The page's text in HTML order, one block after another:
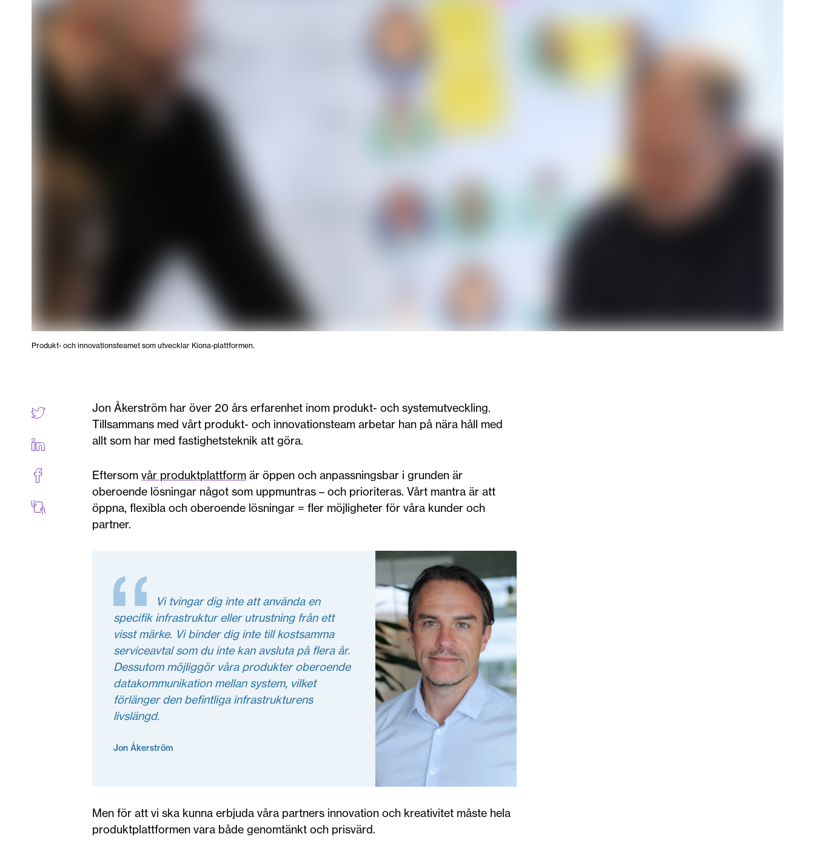
Produkt- och innovationsteamet som utvecklar Kiona-plattformen.
Jon Åkerström har över 20 års erfarenhet inom produkt- och systemutveckling.
Tillsammans med vårt produkt- och innovationsteam arbetar han på nära håll med
allt som har med fastighetsteknik att göra.
Eftersom vår produktplattform är öppen och anpassningsbar i grunden är
oberoende lösningar något som uppmuntras – och prioriteras. Vårt mantra är att
öppna, flexibla och oberoende lösningar = fler möjligheter för våra kunder och
partner.
Vi tvingar dig inte att använda en
specifik infrastruktur eller utrustning från ett
visst märke. Vi binder dig inte till kostsamma
serviceavtal som du inte kan avsluta på flera år.
Dessutom möjliggör våra produkter oberoende
datakommunikation mellan system, vilket
förlänger den befintliga infrastrukturens
livslängd.
Jon Åkerström
Men för att vi ska kunna erbjuda våra partners innovation och kreativitet måste hela
produktplattformen vara både genomtänkt och prisvärd.